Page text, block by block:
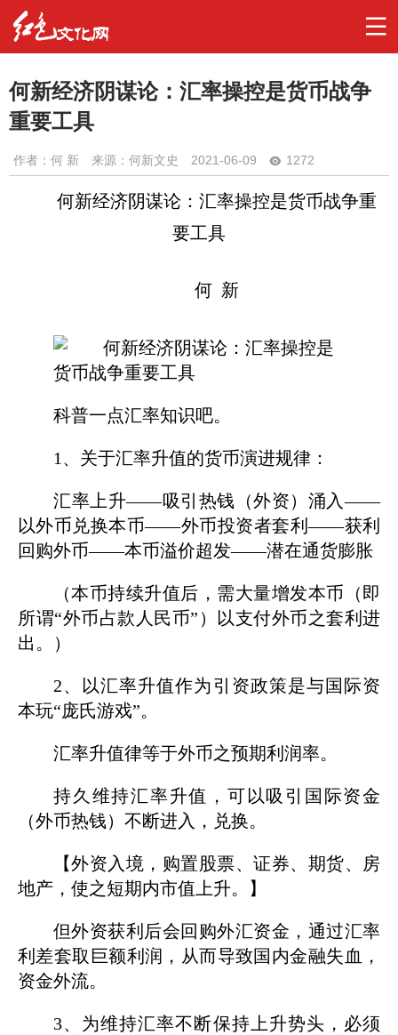
何新经济阴谋论：汇率操控是货币战争
重要工具
作者： 何 新 来源：何新文史 2021-06-09 1272
何新经济阴谋论：汇率操控是货币战争重
要工具
何 新
科普一点汇率知识吧。
1、关于汇率升值的货币演进规律：
汇率上升——吸引热钱（外资）涌入——
以外币兑换本币——外币投资者套利——获利
回购外币——本币溢价超发——潜在通货膨胀
（本币持续升值后，需大量增发本币（即
所谓“外币占款人民币”）以支付外币之套利进
出。）
2、以汇率升值作为引资政策是与国际资
本玩“庞氏游戏”。
汇率升值律等于外币之预期利润率。
持久维持汇率升值，可以吸引国际资金
（外币热钱）不断进入，兑换。
【外资入境，购置股票、证券、期货、房
地产，使之短期内市值上升。】
但外资获利后会回购外汇资金，通过汇率
利差套取巨额利润，从而导致国内金融失血，
资金外流。
3、为维持汇率不断保持上升势头，必须